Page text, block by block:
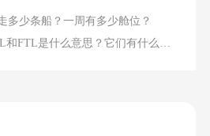
多少条船？一周有多少舱位？
下一篇：美国卡派中LTL和FTL是什么意思？它们有什么区别？